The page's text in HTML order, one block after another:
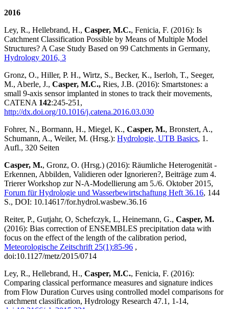
2016
Ley, R., Hellebrand, H., Casper, M.C., Fenicia, F. (2016): Is
Catchment Classification Possible by Means of Multiple Model
Structures? A Case Study Based on 99 Catchments in Germany,
Hydrology 2016, 3
Gronz, O., Hiller, P. H., Wirtz, S., Becker, K., Iserloh, T., Seeger,
M., Aberle, J., Casper, M.C., Ries, J.B. (2016): Smartstones: a
small 9-axis sensor implanted in stones to track their movements,
CATENA 142:245-251,
http://dx.doi.org/10.1016/j.catena.2016.03.030
Fohrer, N., Bormann, H., Miegel, K., Casper, M., Bronstert, A.,
Schumann, A., Weiler, M. (Hrsg.): Hydrologie, UTB Basics, 1.
Aufl., 320 Seiten
Casper, M., Gronz, O. (Hrsg.) (2016): Räumliche Heterogenität -
Erkennen, Abbilden, Validieren oder Ignorieren?, Beiträge zum 4.
Trierer Workshop zur N-A-Modellierung am 5./6. Oktober 2015,
Forum für Hydrologie und Wasserbewirtschaftung Heft 36.16, 144
S., DOI: 10.14617/for.hydrol.wasbew.36.16
Reiter, P., Gutjahr, O, Schefczyk, L, Heinemann, G., Casper, M.
(2016): Bias correction of ENSEMBLES precipitation data with
focus on the effect of the length of the calibration period,
Meteorologische Zeitschrift 25(1):85-96 ,
doi:10.1127/metz/2015/0714
Ley, R., Hellebrand, H., Casper, M.C., Fenicia, F. (2016):
Comparing classical performance measures and signature indices
from Flow Duration Curves using controlled model comparisons for
catchment classification, Hydrology Research 47.1, 1-14,